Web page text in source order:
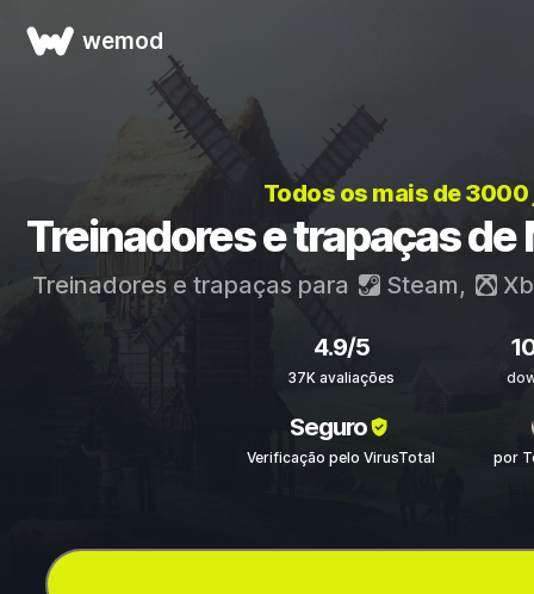
wemod
Todos os mais de
Treinadores e trapaças
Treinadores e trapaças para Steam,
4.9/5
37K avaliações
Seguro
Verificação pelo VirusTotal por